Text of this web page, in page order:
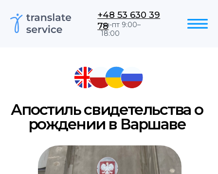
пн-пт 9:00–
+48 53 630 39
78
Апостиль свидетельства о
рождении в Варшаве